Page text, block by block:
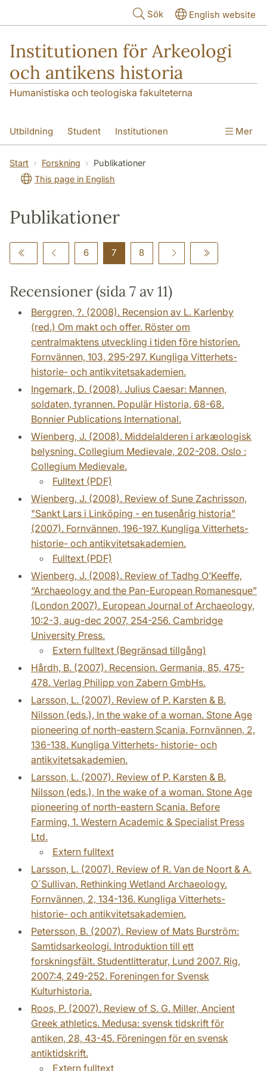
Sök English website
Institutionen för Arkeologi
och antikens historia
Humanistiska och teologiska fakulteterna
Utbildning Student Institutionen
Forskning Kontakt
Mer
Start Forskning
Publikationer
This page in English
Publikationer
6 7 8
Recensioner (sida 7 av 11)
Berggren, ?. (2008). Recension av L. Karlenby
(red.) Om makt och offer. Röster om
centralmaktens utveckling i tiden före historien.
Fornvännen, 103, 295-297. Kungliga Vitterhets-
historie- och antikvitetsakademien.
Ingemark, D. (2008). Julius Caesar: Mannen,
soldaten, tyrannen. Populär Historia, 68-68.
Bonnier Publications International.
Wienberg, J. (2008). Middelalderen i arkæologisk
belysning. Collegium Medievale, 202-208. Oslo :
Collegium Medievale.
Fulltext (PDF)
Wienberg, J. (2008). Review of Sune Zachrisson,
"Sankt Lars i Linköping - en tusenårig historia"
(2007). Fornvännen, 196-197. Kungliga Vitterhets-
historie- och antikvitetsakademien.
Fulltext (PDF)
Wienberg, J. (2008). Review of Tadhg O’Keeffe,
“Archaeology and the Pan-European Romanesque”
(London 2007). European Journal of Archaeology,
10:2-3, aug-dec 2007, 254-256. Cambridge
University Press.
Extern fulltext (Begränsad tillgång)
Hårdh, B. (2007). Recension. Germania, 85, 475-
478. Verlag Philipp von Zabern GmbHs.
Larsson, L. (2007). Review of P. Karsten & B.
Nilsson (eds.), In the wake of a woman. Stone Age
pioneering of north-eastern Scania. Fornvännen, 2,
136-138. Kungliga Vitterhets- historie- och
antikvitetsakademien.
Larsson, L. (2007). Review of P. Karsten & B.
Nilsson (eds.), In the wake of a woman. Stone Age
pioneering of north-eastern Scania. Before
Farming, 1. Western Academic & Specialist Press
Ltd.
Extern fulltext
Larsson, L. (2007). Review of R. Van de Noort & A.
O´Sullivan, Rethinking Wetland Archaeology.
Fornvännen, 2, 134-136. Kungliga Vitterhets-
historie- och antikvitetsakademien.
Petersson, B. (2007). Review of Mats Burström:
Samtidsarkeologi. Introduktion till ett
forskningsfält. Studentlitteratur, Lund 2007. Rig,
2007:4, 249-252. Foreningen for Svensk
Kulturhistoria.
Roos, P. (2007). Review of S. G. Miller, Ancient
Greek athletics. Medusa: svensk tidskrift för
antiken, 28, 43-45. Föreningen för en svensk
antiktidskrift.
Extern fulltext